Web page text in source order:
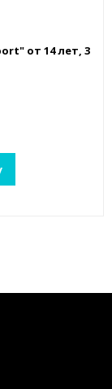
от 14 лет, 3